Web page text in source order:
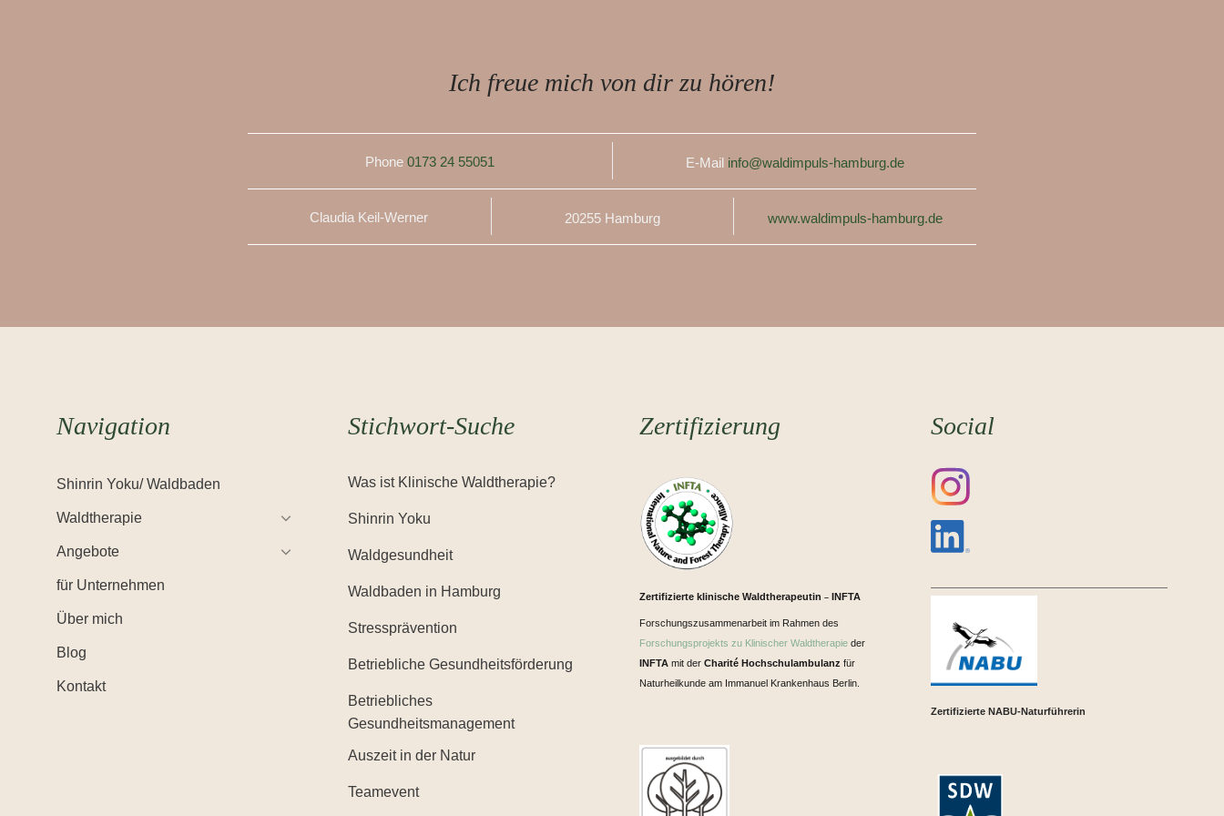
Ich freue mich von dir zu hören!
Phone 0173 24 55051 E-Mail info@waldimpuls-hamburg.de
Claudia Keil-Werner 20255 Hamburg www.waldimpuls-hamburg.de
Navigation
Shinrin Yoku/ Waldbaden
Waldtherapie
Angebote
für Unternehmen
Über mich
Blog
Kontakt
Stichwort-Suche
Was ist Klinische Waldtherapie?
Shinrin Yoku
Waldgesundheit
Waldbaden in Hamburg
Stressprävention
Betriebliche Gesundheitsförderung
Betriebliches
Gesundheitsmanagement
Auszeit in der Natur
Teamevent
Zertifizierung
Zertifizierte klinische Waldtherapeutin – INFTA
Forschungszusammenarbeit im Rahmen des
Forschungsprojekts zu Klinischer Waldtherapie der
INFTA mit der Charité Hochschulambulanz für
Naturheilkunde am Immanuel Krankenhaus Berlin.
Social
Zertifizierte NABU-Naturführerin